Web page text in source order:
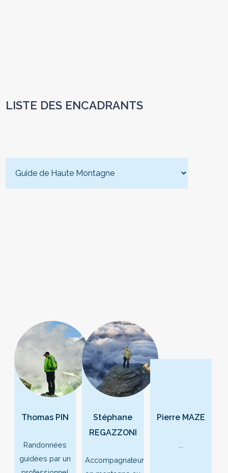
LISTE DES ENCADRANTS
Thomas PIN
Randonnées
guidées par un
Stéphane
REGAZZONI
Accompagnateur
Pierre MAZE